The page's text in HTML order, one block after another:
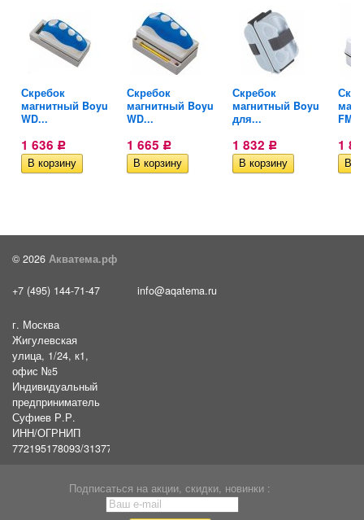
Скребок
магнитный Boyu
WD...
1 636 Р
Скребок
магнитный Boyu
WD...
1 665 Р
Скребок
магнитный Boyu
для...
1 832 Р 1
© 2026 Акватема.рф
+7 (495) 144-71-47 info@aqatema.ru
г. Москва
Жигулевская
улица, 1/24, к1,
офис №5
Индивидуальный
предприниматель
Суфиев Р.Р.
ИНН/ОГРНИП
772195178093/31377461610054
Подписаться на акции, скидки, новинки :